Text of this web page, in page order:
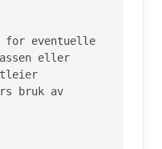
for eventuelle
eller
bruk av